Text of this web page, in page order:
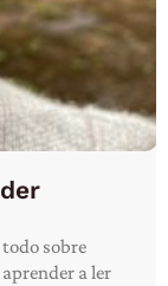
sobre
a ler